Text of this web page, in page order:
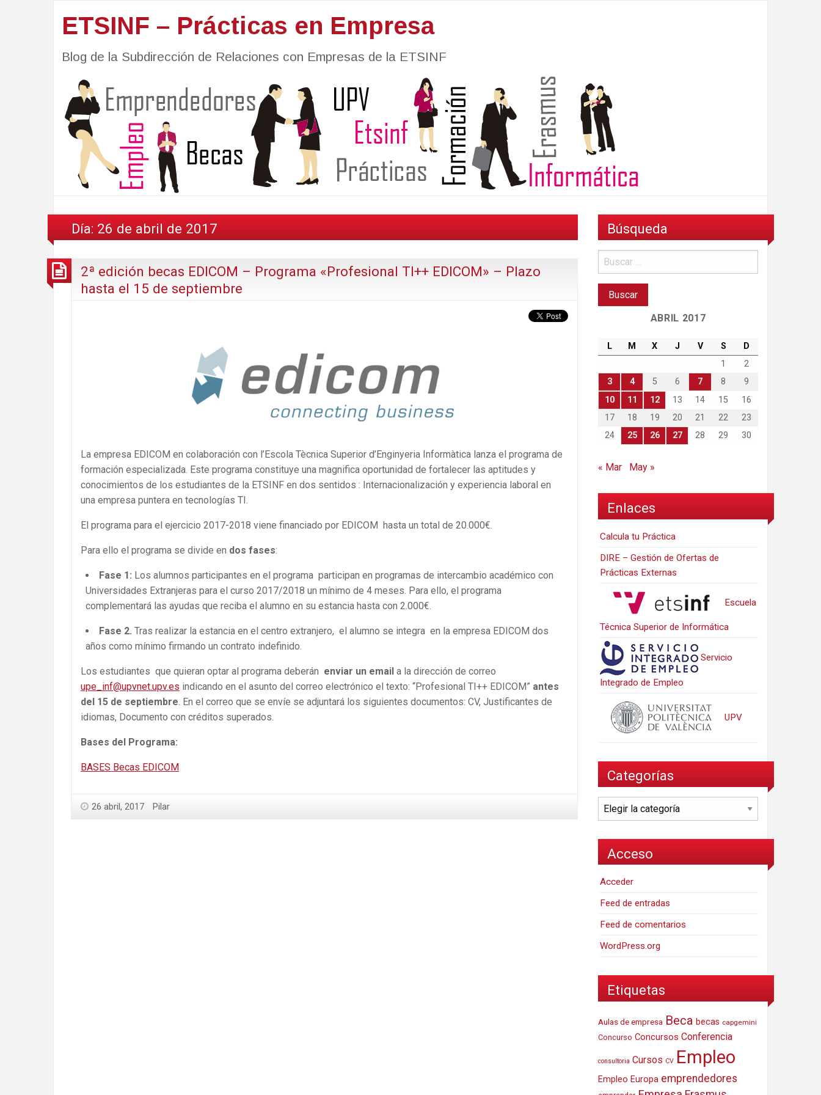
ETSINF – Prácticas en Empresa
Blog de la Subdirección de Relaciones con Empresas de la ETSINF
Día: 26 de abril de 2017
2ª edición becas EDICOM – Programa «Profesional TI++ EDICOM» – Plazo
hasta el 15 de septiembre
La empresa EDICOM en colaboración con l’Escola Tècnica Superior d’Enginyeria Informàtica lanza el programa de
formación especializada. Este programa constituye una magnifica oportunidad de fortalecer las aptitudes y
conocimientos de los estudiantes de la ETSINF en dos sentidos : Internacionalización y experiencia laboral en
una empresa puntera en tecnologías TI.
El programa para el ejercicio 2017-2018 viene financiado por EDICOM hasta un total de 20.000€.
Para ello el programa se divide en dos fases:
Fase 1: Los alumnos participantes en el programa participan en programas de intercambio académico con
Universidades Extranjeras para el curso 2017/2018 un mínimo de 4 meses. Para ello, el programa
complementará las ayudas que reciba el alumno en su estancia hasta con 2.000€.
Fase 2. Tras realizar la estancia en el centro extranjero, el alumno se integra en la empresa EDICOM dos
años como mínimo firmando un contrato indefinido.
Los estudiantes que quieran optar al programa deberán enviar un email a la dirección de correo
upe_inf@upvnet.upv.es indicando en el asunto del correo electrónico el texto: “Profesional TI++ EDICOM” antes
del 15 de septiembre . En el correo que se envíe se adjuntará los siguientes documentos: CV, Justificantes de
idiomas, Documento con créditos superados.
Bases del Programa:
BASES Becas EDICOM
26 abril, 2017 Pilar
Búsqueda
ABRIL 2017
L M X J V S
D
1
2
3
4 5 6 7 8
9
10
11 12 13 14 15
16
17
18 19 20 21 22
23
24
25 26 27 28 29 30
« Mar May »
Enlaces
Calcula tu Práctica
DIRE – Gestión de Ofertas de
Prácticas Externas
Escuela
Técnica Superior de Informática
Servicio
Integrado de Empleo
UPV
Categorías
Categorías
Acceso
Acceder
Feed de entradas
Feed de comentarios
WordPress.org
Etiquetas
Aulas de empresa Beca becas capgemini
Concurso Concursos Conferencia
consultoria Cursos CV Empleo
Empleo Europa emprendedores